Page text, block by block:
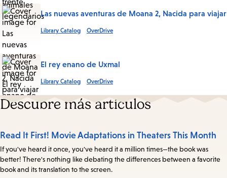
Las nuevas aventuras de Moana 2, Nacida para viajar
Library Catalog OverDrive
El rey enano de Uxmal
Library Catalog OverDrive
Descubre más artículos
Read It First! Movie Adaptations in Theaters This Month
If you've heard it once, you've heard it a million times—the book was
better! There's nothing like debating the differences between a favorite
book and its translation to the screen.